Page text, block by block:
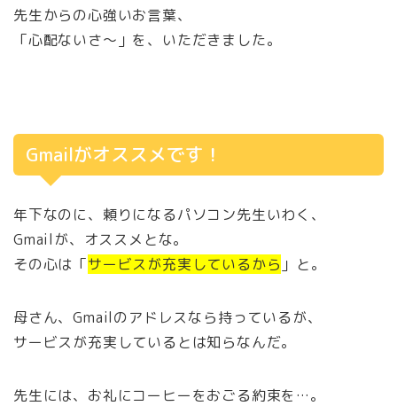
先生からの心強いお言葉、
「心配ないさ～」を、いただきました。
Gmailがオススメです！
年下なのに、頼りになるパソコン先生いわく、
Gmailが、オススメとな。
その心は「サービスが充実しているから 」と。
母さん、Gmailのアドレスなら持っているが、
サービスが充実しているとは知らなんだ。
先生には、お礼にコーヒーをおごる約束を…。